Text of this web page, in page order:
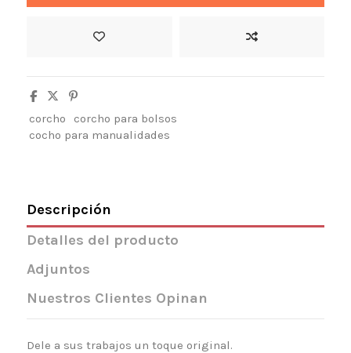
corcho
corcho para bolsos
cocho para manualidades
Descripción
Detalles del producto
Adjuntos
Nuestros Clientes Opinan
Dele a sus trabajos un toque original.